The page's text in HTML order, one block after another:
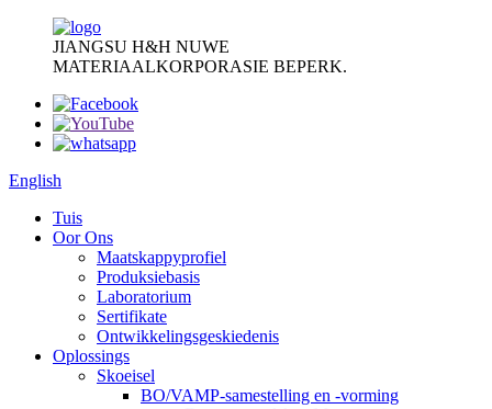
JIANGSU H&H NUWE
MATERIAALKORPORASIE BEPERK.
English
Tuis
Oor Ons
Maatskappyprofiel
Produksiebasis
Laboratorium
Sertifikate
Ontwikkelingsgeskiedenis
Oplossings
Skoeisel
BO/VAMP-samestelling en -vorming